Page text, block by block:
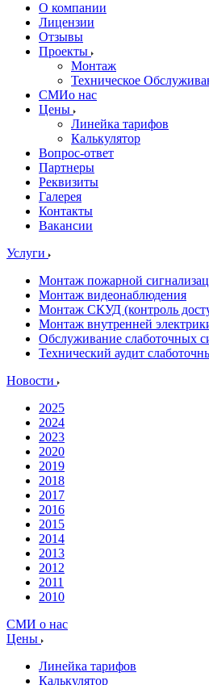
О компании
Лицензии
Отзывы
Проекты
Монтаж
Техническое
СМИо нас
Цены
Линейка тарифов
Калькулятор
Вопрос-ответ
Партнеры
Реквизиты
Галерея
Контакты
Вакансии
Услуги
Монтаж пожарной
Монтаж видеонаблюдения
Монтаж СКУД (контроль
Монтаж внутренней
Обслуживание слаботочных
Технический аудит
Новости
2025
2024
2023
2020
2019
2018
2017
2016
2015
2014
2013
2012
2011
2010
СМИ о нас
Цены
Линейка тарифов
Калькулятор